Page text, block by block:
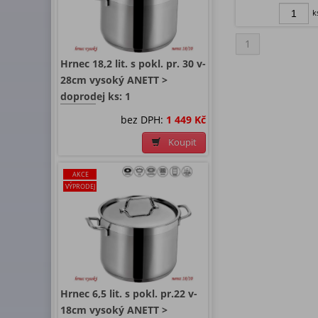
Hrnec 18,2 lit. s pokl. pr. 30 v-
28cm vysoký ANETT >
doprodej ks: 1
bez DPH: 1 449 Kč
Koupit
AKCE
VÝPRODEJ
Hrnec 6,5 lit. s pokl. pr.22 v-
18cm vysoký ANETT >
1